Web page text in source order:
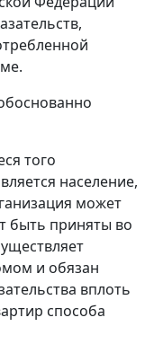
того
население,
может
быть приняты во
и обязан
вплоть
способа